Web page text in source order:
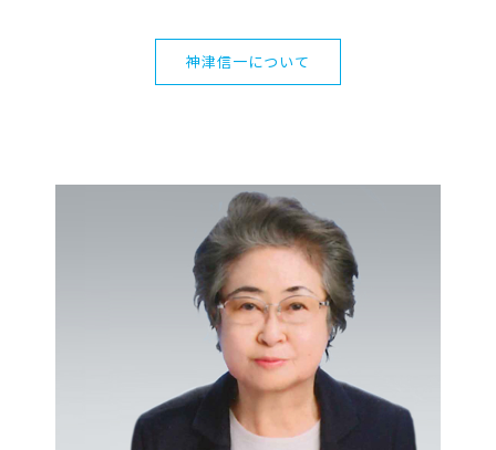
神津信一について